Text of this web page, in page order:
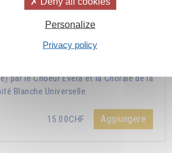
par le Choeur Evera et la Chorale de la
Blanche Universelle.
15.00CHF Aggiungere
Personalize
Privacy policy